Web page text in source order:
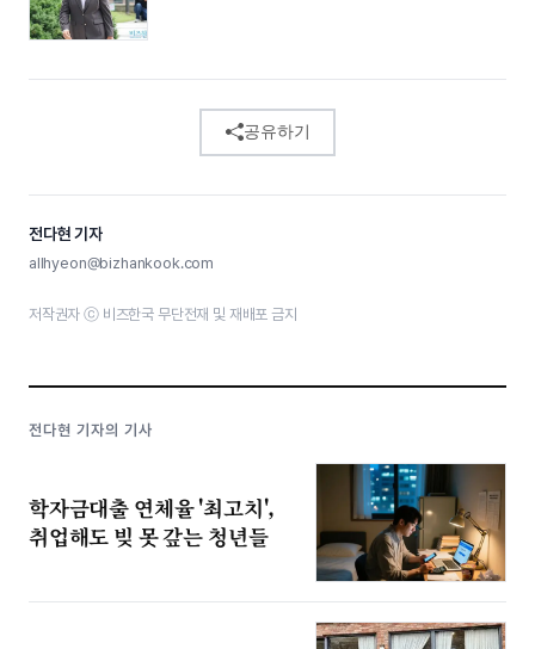
공유하기
전다현 기자
allhyeon@bizhankook.com
저작권자 ⓒ 비즈한국 무단전재 및 재배포 금지
전다현 기자의 기사
학자금대출 연체율 '최고치',
취업해도 빚 못 갚는 청년들